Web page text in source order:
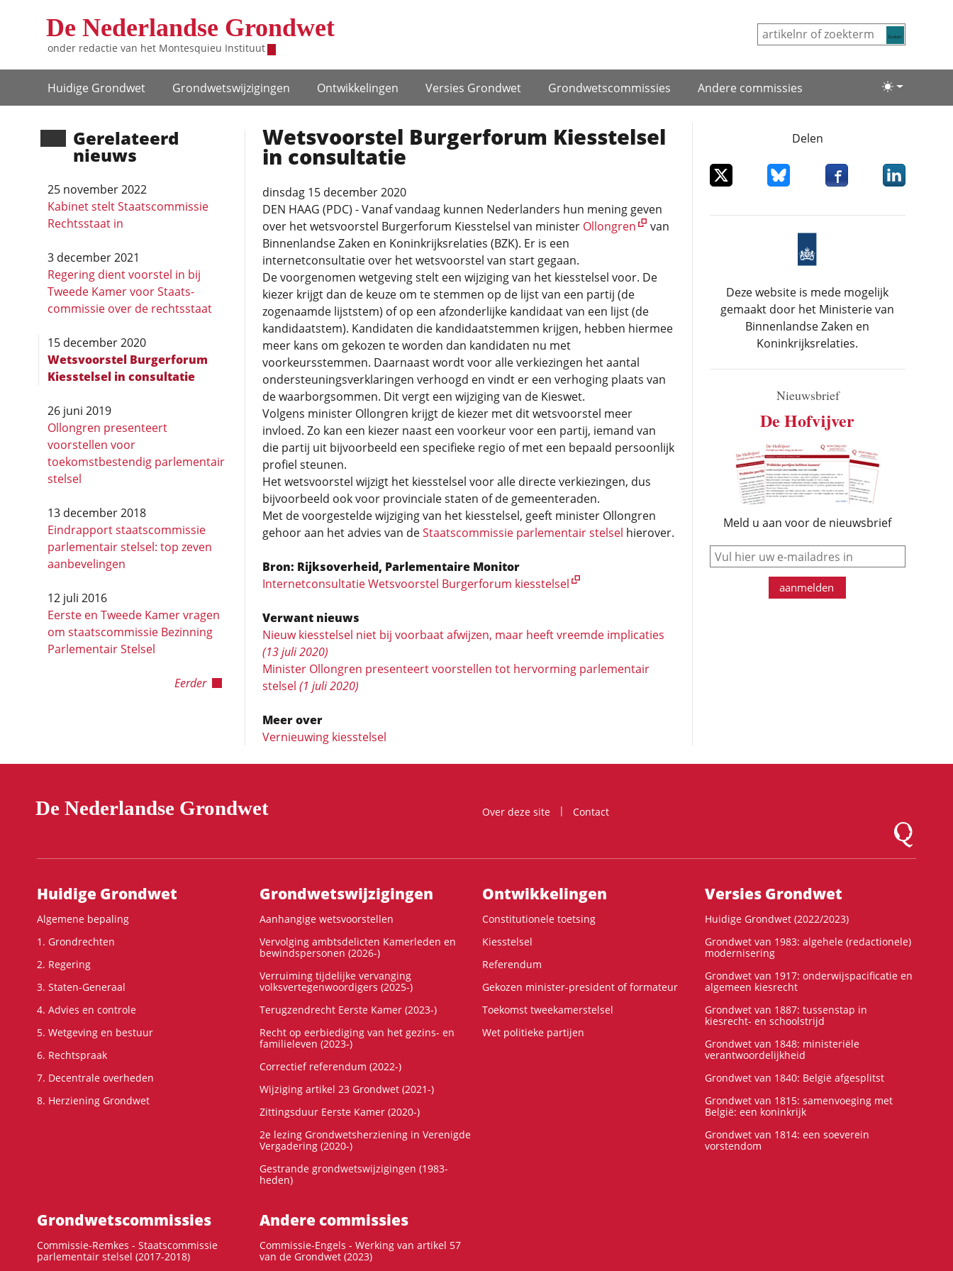
De Nederlandse Grondwet
onder redactie van het Montesquieu Instituut
Lichte/
Hoofdnavigatie
Huidige Grondwet Grondwets­wijzigingen Ontwikke­lingen Versies Grondwet Grondwets­commissies Andere commissies
Gerela­teerd
nieuws
25 november 2022
Kabinet stelt Staatscommissie
Rechtsstaat in
3 december 2021
Regering dient voorstel in bij
Tweede Kamer voor Staats­
commissie over de rechtsstaat
15 december 2020
Wetsvoorstel Burgerforum
Kiesstelsel in consultatie
26 juni 2019
Ollongren presenteert
voorstellen voor
toekomstbestendig parlementair
stelsel
13 december 2018
Eindrapport staatscommissie
parlementair stelsel: top zeven
aanbevelingen
12 juli 2016
Eerste en Tweede Kamer vragen
om staatscommissie Bezinning
Parlementair Stelsel
Eerder
Wetsvoorstel Burgerforum Kiesstelsel
in consultatie
dinsdag 15 december 2020
DEN HAAG (PDC) - Vanaf vandaag kunnen Nederlanders hun mening geven
over het wetsvoorstel Burgerforum Kiesstelsel van minister Ollongren
van
Binnenlandse Zaken en Koninkrijksrelaties (BZK). Er is een
internetconsultatie over het wetsvoorstel van start gegaan.
De voorgenomen wetgeving stelt een wijziging van het kiesstelsel voor. De
kiezer krijgt dan de keuze om te stemmen op de lijst van een partij (de
zogenaamde lijststem) of op een afzonderlijke kandidaat van een lijst (de
kandidaatstem). Kandidaten die kandidaatstemmen krijgen, hebben hiermee
meer kans om gekozen te worden dan kandidaten nu met
voorkeursstemmen. Daarnaast wordt voor alle verkiezingen het aantal
ondersteuningsverklaringen verhoogd en vindt er een verhoging plaats van
de waarborgsommen. Dit vergt een wijziging van de Kieswet.
Volgens minister Ollongren krijgt de kiezer met dit wetsvoorstel meer
invloed. Zo kan een kiezer naast een voorkeur voor een partij, iemand van
die partij uit bijvoorbeeld een specifieke regio of met een bepaald persoonlijk
profiel steunen.
Het wetsvoorstel wijzigt het kiesstelsel voor alle directe verkiezingen, dus
bijvoorbeeld ook voor provinciale staten of de gemeenteraden.
Met de voorgestelde wijziging van het kiesstelsel, geeft minister Ollongren
gehoor aan het advies van deStaatscommissie parlementair stelsel hierover.
Bron: Rijksoverheid, Parlementaire Monitor
Internetconsultatie Wetsvoorstel Burgerforum kiesstelsel
Verwant nieuws
Nieuw kiesstelsel niet bij voorbaat afwijzen, maar heeft vreemde implicaties
(13 juli 2020)
Minister Ollongren presenteert voorstellen tot hervorming parlementair
stelsel (1 juli 2020)
Meer over
Vernieuwing kiesstelsel
Delen
Deel dit item op XDeel dit item op Bluesky
Deel dit item op
Deel dit
Deze website is mede mogelijk
gemaakt door het Ministerie van
Binnenlandse Zaken en
Koninkrijksrelaties.
Nieuwsbrief
De Hofvijver
Meld u aan voor de nieuwsbrief
e-mail
aanmelden
De Nederlandse Grondwet Over deze site
Contact
Logo
Hoofdnavigatie
Huidige Grondwet
Algemene bepaling
1. Grondrechten
2. Regering
3. Staten-Generaal
4. Advies en controle
5. Wetgeving en bestuur
6. Rechtspraak
7. Decentrale overheden
8. Herziening Grondwet
Grondwets­wijzigingen
Aanhangige wetsvoorstellen
Vervolging ambtsdelicten Kamerleden en
bewindspersonen (2026-)
Verruiming tijdelijke vervanging
volksvertegenwoordigers (2025-)
Terugzendrecht Eerste Kamer (2023-)
Recht op eerbiediging van het gezins- en
familieleven (2023-)
Correctief referendum (2022-)
Wijziging artikel 23 Grondwet (2021-)
Zittingsduur Eerste Kamer (2020-)
2e lezing Grondwetsherziening in Verenigde
Vergadering (2020-)
Gestrande grondwetswijzigingen (1983-
heden)
Ontwikke­lingen
Constitutionele toetsing
Kiesstelsel
Referendum
Gekozen minister-president of formateur
Toekomst tweekamerstelsel
Wet politieke partijen
Versies Grondwet
Huidige Grondwet (2022/2023)
Grondwet van 1983: algehele (redactionele)
modernisering
Grondwet van 1917: onderwijspacificatie en
algemeen kiesrecht
Grondwet van 1887: tussenstap in
kiesrecht- en schoolstrijd
Grondwet van 1848: ministeriële
verantwoordelijkheid
Grondwet van 1840: België afgesplitst
Grondwet van 1815: samenvoeging met
België: een koninkrijk
Grondwet van 1814: een soeverein
vorstendom
Grondwets­commissies
Commissie-Remkes - Staatscommissie
parlementair stelsel (2017-2018)
Andere commissies
Commissie-Engels - Werking van artikel 57
van de Grondwet (2023)